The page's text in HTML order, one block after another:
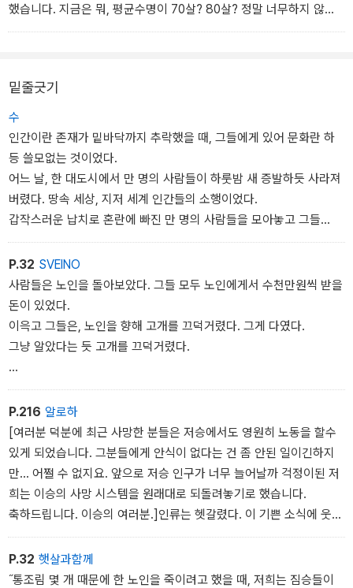
했습니다. 지금은 뭐, 평균수명이 70살? 80살? 정말 너무하지 않습
니까? 물론, 한때 인구가 폭발적으로 늘어나면서 사망자가 늘어났던
말입니다! 게다가 사망하는 사람들도 다 늙어서 오니, 이건 뭐 부양해
야 할 짐만 늘어나는 실정입니다! 와봤자 편히 대접만 받다가 소멸하
는 늙은 사람들 말고, 젊은 노동 인구가 필요합니다!
- 「사망 공동체」 중에서
밑줄긋기
수
인간이란 존재가 밑바닥까지 추락했을 때, 그들에게 있어 문화란 하
등 쓸모없는 것이었다.
어느 날, 한 대도시에서 만 명의 사람들이 하룻밤 새 증발하듯 사라져
버렸다. 땅속 세상, 지저 세계 인간들의 소행이었다.
갑작스러운 납치로 혼란에 빠진 만 명의 사람들을 모아놓고 그들
은 말했다.
P.32 SVEINO
사람들은 노인을 돌아보았다. 그들 모두 노인에게서 수천만원씩 받을
돈이 있었다.
이윽고 그들은, 노인을 향해 고개를 끄덕거렸다. 그게 다였다.
그냥 알았다는 듯 고개를 끄덕거렸다.
˝아.…˝
사실, 그 노트도 이곳에 없었다. 서로의 재산이 오고 간 그 노트는 무
인도에 두고 왔다. 아무도 그걸 챙기지 않았다. 그 노트의 역할은 거기
까지였다. 무인도 생활을 버티게 해주는 것. 그거면 충분했다.
이후 방송에 출연한 그들은 항상 말했다.
되어 있었습니다. 한 노인을 살려주고 나니, 그제야 저희는 사회 속에
사는 인간이 되어 있더군요. 그래서 저희는 살았습니다.˝
P.216 알로하
[여러분 덕분에 최근 사망한 분들은 저승에서도 영원히 노동을 할수
있게 되었습니다. 그분들에게 안식이 없다는 건 좀 안된 일이긴하지
만… 어쩔 수 없지요. 앞으로 저승 인구가 너무 늘어날까 걱정이된 저
희는 이승의 사망 시스템을 원래대로 되돌려놓기로 했습니다.
축하드립니다. 이승의 여러분.]인류는 헷갈렸다. 이 기쁜 소식에 웃어
야 할까, 울어야 할까?
죽어보지 않고서는 알 수 없겠지.
P.32 햇살과함께
˝통조림 몇 개 때문에 한 노인을 죽이려고 했을 때, 저희는 짐승들이